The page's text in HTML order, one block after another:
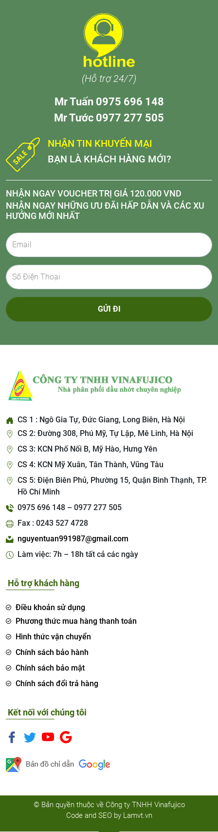
(Hỗ trợ 24/7)
Mr Tuấn 0975 696 148
Mr Tước 0977 277 505
NHẬN TIN KHUYẾN MẠI
BẠN LÀ KHÁCH HÀNG MỚI?
NHẬN NGAY VOUCHER TRỊ GIÁ 120.000 VND
NHẬN NGAY NHỮNG ƯU ĐÃI HẤP DẪN VÀ CÁC XU
HƯỚNG MỚI NHẤT
GỬI ĐI
CS 1 : Ngô Gia Tự, Đức Giang, Long Biên, Hà Nội
CS 2: Đường 308, Phú Mỹ, Tự Lập, Mê Linh, Hà Nội
CS 3: KCN Phố Nối B, Mỹ Hào, Hưng Yên
CS 4: KCN Mỹ Xuân, Tân Thành, Vũng Tàu
CS 5: Điện Biên Phủ, Phường 15, Quận Bình Thạnh, TP.
Hồ Chí Minh
0975 696 148 – 0977 277 505
Fax : 0243 527 4728
nguyentuan991987@gmail.com
Làm việc: 7h – 18h tất cả các ngày
Hỗ trợ khách hàng
Điều khoản sử dụng
Phương thức mua hàng thanh toán
Hình thức vận chuyển
Chính sách bảo hành
Chính sách bảo mật
Chính sách đổi trả hàng
Kết nối với chúng tôi
© Bản quyền thuộc về Công ty TNHH Vinafujico
Code and SEO by Lamvt.vn